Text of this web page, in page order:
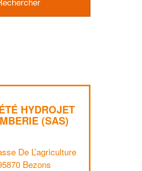
HYDROJET
(SAS)
De L’agriculture
Bezons